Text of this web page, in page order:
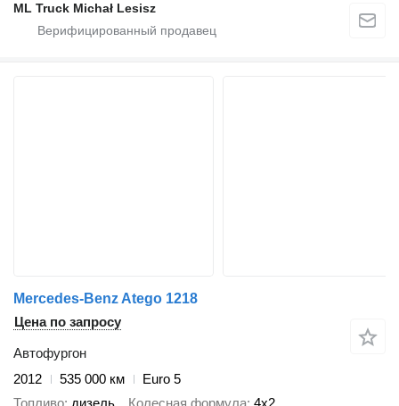
ML Truck Michał Lesisz
Mercedes-Benz Atego 1218
Цена по запросу
Автофургон
2012
535 000 км
Euro 5
Топливо дизель Колесная формула 4x2